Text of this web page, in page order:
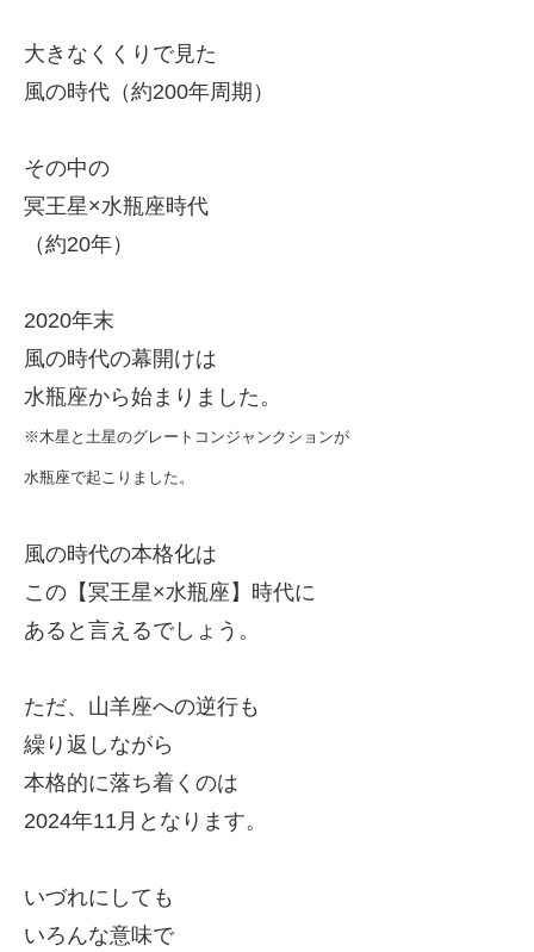
大きなくくりで見た
風の時代（約200年周期）
その中の
冥王星×水瓶座時代
（約20年）
2020年末
風の時代の幕開けは
水瓶座から始まりました。
※木星と土星のグレートコンジャンクションが
水瓶座で起こりました。
風の時代の本格化は
この【冥王星×水瓶座】時代に
あると言えるでしょう。
ただ、山羊座への逆行も
繰り返しながら
本格的に落ち着くのは
2024年11月となります。
いづれにしても
いろんな意味で